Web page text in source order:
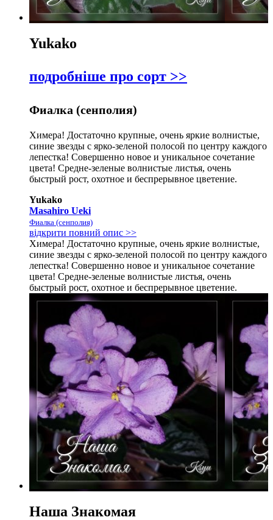
Yukako
подробніше про сорт >>
Фиалка (сенполия)
Химера! Достаточно крупные, очень яркие волнистые,
синие звезды с ярко-зеленой полосой по центру каждого
лепестка! Совершенно новое и уникальное сочетание
цвета! Средне-зеленые волнистые листья, очень
быстрый рост, охотное и беспрерывное цветение.
Yukako
Masahiro Ueki
Фиалка (сенполия)
відкрити повний опис >>
Химера! Достаточно крупные, очень яркие волнистые,
синие звезды с ярко-зеленой полосой по центру каждого
лепестка! Совершенно новое и уникальное сочетание
цвета! Средне-зеленые волнистые листья, очень
быстрый рост, охотное и беспрерывное цветение.
Наша Знакомая